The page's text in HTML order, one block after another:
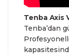
Tenba Axis
Tenba’dan